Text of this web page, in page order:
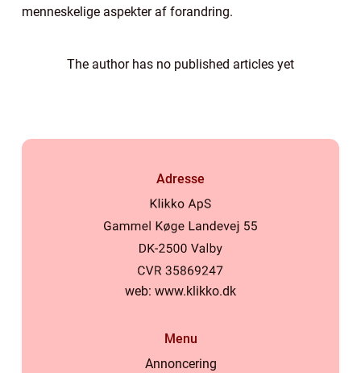
menneskelige aspekter af forandring.
The author has no published articles yet
Adresse
web: www.klikko.dk
Menu
Annoncering